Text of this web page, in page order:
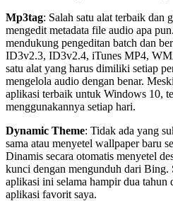
Mp3tag: Salah satu alat terbaik dan
mengedit metadata file audio apa
mendukung pengeditan batch dan
ID3v2.3, ID3v2.4, iTunes MP4,
satu alat yang harus dimiliki setiap
mengelola audio dengan benar.
aplikasi terbaik untuk Windows 10,
menggunakannya setiap hari.
Dynamic Theme: Tidak ada yang
sama atau menyetel wallpaper baru
Dinamis secara otomatis menyetel
kunci dengan mengunduh dari Bing.
aplikasi ini selama hampir dua tahun
aplikasi favorit saya.